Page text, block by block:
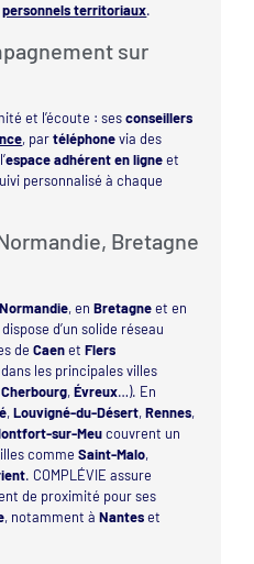
personnels territoriaux.
sur
et l’écoute : sesconseillers
, partéléphonevia des
espace adhérent en ligneet
personnalisé à chaque
Bretagne
Normandie, enBretagneet en
dispose d’un solide réseau
deCaenetFlers
les principales villes
Cherbourg,Évreux…). En
,Louvigné-du-Désert,Rennes,
sur-Meucouvrent un
commeSaint-Malo,
. COMPLÉVIE assure
de proximité pour ses
, notamment àNanteset